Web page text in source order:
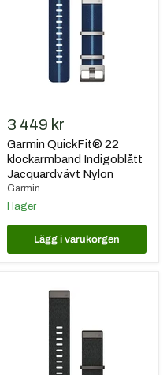
Jacquardvävt
3 449 kr
Garmin QuickFit® 22
klockarmband Indigoblått
Jacquardvävt Nylon
Garmin
I lager
Lägg i varukorgen
QuickFit®
klockarmband
Jacquardvävt